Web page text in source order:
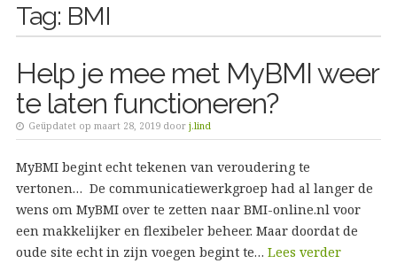
Tag: BMI
Help je mee met MyBMI weer
te laten functioneren?
Geüpdatet op maart 28, 2019 door j.lind
MyBMI begint echt tekenen van veroudering te
vertonen… De communicatiewerkgroep had al langer de
wens om MyBMI over te zetten naar BMI-online.nl voor
een makkelijker en flexibeler beheer. Maar doordat de
oude site echt in zijn voegen begint te… Lees verder